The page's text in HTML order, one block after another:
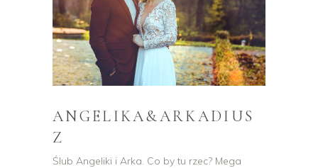
ANGELIKA&ARKADIUS
Z
Ślub Angeliki i Arka. Co by tu rzec? Mega